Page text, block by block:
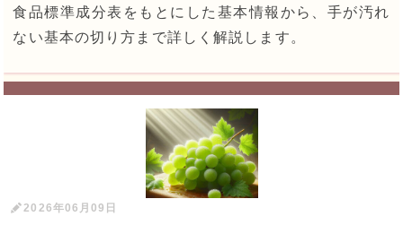
食品標準成分表をもとにした基本情報から、手が汚れ
ない基本の切り方まで詳しく解説します。
2026年06月09日